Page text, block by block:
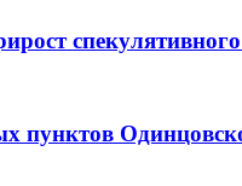
спекулятивного
пунктов